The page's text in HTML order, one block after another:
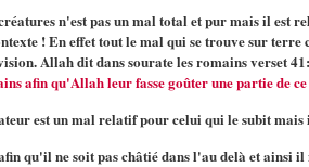
n'est pas un mal total et pur mais il est
! En effet tout le mal qui se trouve sur
Allah dit dans sourate les romains verset
afin qu'Allah leur fasse goûter une partie de
est un mal relatif pour celui qui le subit
qu'il ne soit pas châtié dans l'au delà et